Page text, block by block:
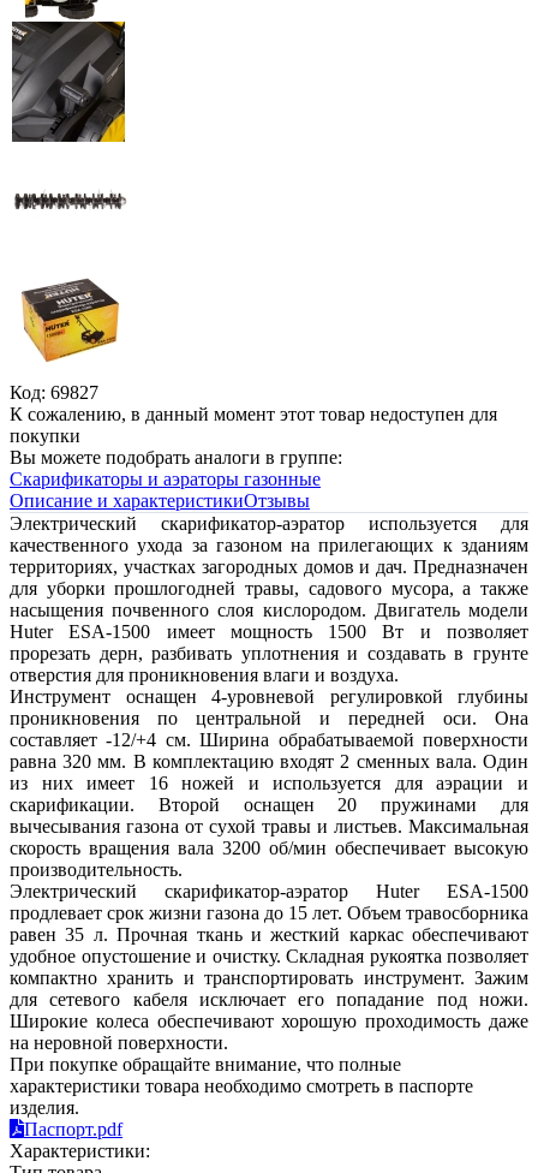
Код: 69827
К сожалению, в данный момент этот товар недоступен для
покупки
Вы можете подобрать аналоги в группе:
Скарификаторы и аэраторы газонные
Описание и характеристикиОтзывы
Электрический скарификатор-аэратор используется для
качественного ухода за газоном на прилегающих к зданиям
территориях, участках загородных домов и дач. Предназначен
для уборки прошлогодней травы, садового мусора, а также
насыщения почвенного слоя кислородом. Двигатель модели
Huter ESA-1500 имеет мощность 1500 Вт и позволяет
прорезать дерн, разбивать уплотнения и создавать в грунте
отверстия для проникновения влаги и воздуха.
Инструмент оснащен 4-уровневой регулировкой глубины
проникновения по центральной и передней оси. Она
составляет -12/+4 см. Ширина обрабатываемой поверхности
равна 320 мм. В комплектацию входят 2 сменных вала. Один
из них имеет 16 ножей и используется для аэрации и
скарификации. Второй оснащен 20 пружинами для
вычесывания газона от сухой травы и листьев. Максимальная
скорость вращения вала 3200 об/мин обеспечивает высокую
производительность.
Электрический скарификатор-аэратор Huter ESA-1500
продлевает срок жизни газона до 15 лет. Объем травосборника
равен 35 л. Прочная ткань и жесткий каркас обеспечивают
удобное опустошение и очистку. Складная рукоятка позволяет
компактно хранить и транспортировать инструмент. Зажим
для сетевого кабеля исключает его попадание под ножи.
Широкие колеса обеспечивают хорошую проходимость даже
на неровной поверхности.
При покупке обращайте внимание, что полные
характеристики товара необходимо смотреть в паспорте
изделия.
Паспорт.pdf
Характеристики: